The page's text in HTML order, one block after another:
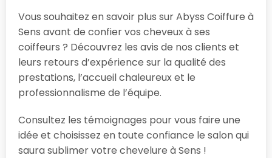
Vous souhaitez en savoir plus sur Abyss Coiffure à
Sens avant de confier vos cheveux à ses
coiffeurs ? Découvrez les avis de nos clients et
leurs retours d’expérience sur la qualité des
prestations, l’accueil chaleureux et le
professionnalisme de l’équipe.
Consultez les témoignages pour vous faire une
idée et choisissez en toute confiance le salon qui
saura sublimer votre chevelure à Sens !